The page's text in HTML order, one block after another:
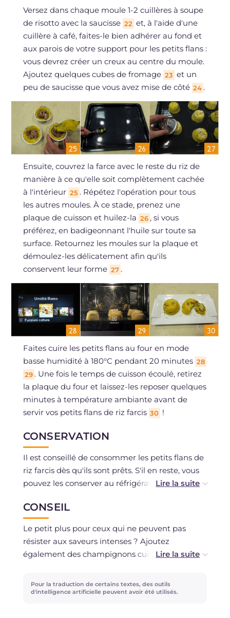
Versez dans chaque moule 1-2 cuillères à soupe
de risotto avec la saucisse 22 et, à l'aide d'une
cuillère à café, faites-le bien adhérer au fond et
aux parois de votre support pour les petits flans :
vous devrez créer un creux au centre du moule.
Ajoutez quelques cubes de fromage 23 et un
peu de saucisse que vous avez mise de côté 24 .
Ensuite, couvrez la farce avec le reste du riz de
manière à ce qu'elle soit complètement cachée
à l'intérieur 25 . Répétez l'opération pour tous
les autres moules. À ce stade, prenez une
plaque de cuisson et huilez-la 26 , si vous
préférez, en badigeonnant l'huile sur toute sa
surface. Retournez les moules sur la plaque et
démoulez-les délicatement afin qu'ils
conservent leur forme 27 .
Faites cuire les petits flans au four en mode
basse humidité à 180°C pendant 20 minutes 28
29 . Une fois le temps de cuisson écoulé, retirez
la plaque du four et laissez-les reposer quelques
minutes à température ambiante avant de
servir vos petits flans de riz farcis 30 !
CONSERVATION
Il est conseillé de consommer les petits flans de
riz farcis dès qu'ils sont prêts. S'il en reste, vous
pouvez les conserver au réfrigérateur, dans un
maximum.
Si vous n'avez utilisé que des ingrédients frais et
non décongelés, vous pouvez également les
congeler avant le passage au four. Pour les
terminez la cuisson au four comme indiqué
dans la recette.
CONSEIL
Le petit plus pour ceux qui ne peuvent pas
résister aux saveurs intenses ? Ajoutez
également des champignons cuits dans une
Pour la traduction de certains textes, des outils
d'intelligence artificielle peuvent avoir été utilisés.